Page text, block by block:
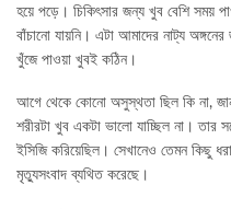
হয়ে পড়ে। চিকিৎসার জন্য খুব বেশি সময়
বাঁচানো যায়নি। এটা আমাদের নাট্য
খুঁজে পাওয়া খুবই কঠিন।
আগে থেকে কোনো অসুস্থতা ছিল কি না,
শরীরটা খুব একটা ভালো যাচ্ছিল না। তার
ইসিজি করিয়েছিল। সেখানেও তেমন কিছু
মৃত্যুসংবাদ ব্যথিত করেছে।